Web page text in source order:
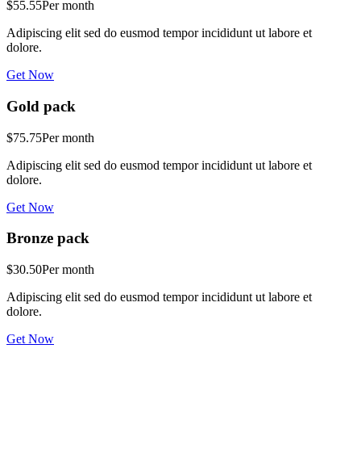
$55.55Per month
Adipiscing elit sed do eusmod tempor incididunt ut labore et
dolore.
Get Now
Gold pack
$75.75Per month
Adipiscing elit sed do eusmod tempor incididunt ut labore et
dolore.
Get Now
Bronze pack
$30.50Per month
Adipiscing elit sed do eusmod tempor incididunt ut labore et
dolore.
Get Now